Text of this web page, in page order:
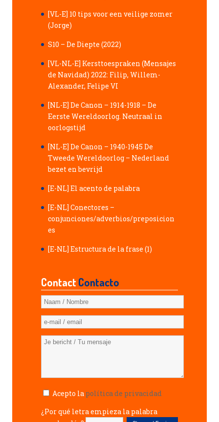
[VL-E] 10 tips voor een veilige zomer
(Jorge)
S10 – De Diepte (2022)
[VL-NL-E] Kersttoespraken (Mensajes
de Navidad) 2022: Filip, Willem-
Alexander, Felipe VI
[NL-E] De Canon – 1914-1918 – De
Eerste Wereldoorlog. Neutraal in
oorlogstijd
[NL-E] De Canon – 1940-1945 De
Tweede Wereldoorlog – Nederland
bezet en bevrijd
[E-NL] El acento de palabra
[E-NL] Conectores –
conjunciones/adverbios/preposicion
es
[E-NL] Estructura de la frase (1)
ContactContacto
Acepto la política de privacidad
¿Por qué letra empieza la palabra